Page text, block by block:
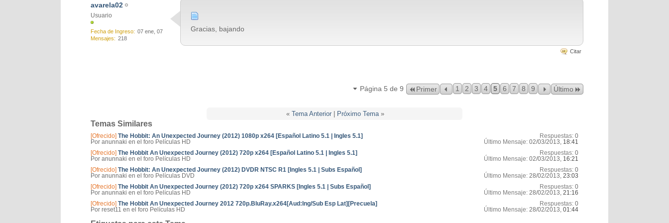
avarela02
Usuario
Fecha de Ingreso
07 ene, 07
Mensajes
218
Gracias, bajando
Citar
Página 5 de 9 Primer 1 2 3 4 5 6 7 8 9 Último
« Tema Anterior| Próximo Tema »
Temas Similares
[Ofrecido] The Hobbit: An Unexpected Journey (2012) 1080p x264 [Español Latino 5.1 | Ingles 5.1]
Por anunnaki en el foro Películas HD
Respuestas: 0
Último Mensaje: 02/03/2013, 18:41
[Ofrecido] The Hobbit An Unexpected Journey (2012) 720p x264 [Español Latino 5.1 | Ingles 5.1]
Por anunnaki en el foro Películas HD
Respuestas: 0
Último Mensaje: 02/03/2013, 16:21
[Ofrecido] The Hobbit: An Unexpected Journey (2012) DVDR NTSC R1 [Ingles 5.1 | Subs Español]
Por anunnaki en el foro Películas DVD
Respuestas: 0
Último Mensaje: 28/02/2013, 23:03
[Ofrecido] The Hobbit An Unexpected Journey (2012) 720p x264 SPARKS [Ingles 5.1 | Subs Español]
Por anunnaki en el foro Películas HD
Respuestas: 0
Último Mensaje: 28/02/2013, 21:16
[Ofrecido] The Hobbit An Unexpected Journey 2012 720p.BluRay.x264[Aud:Ing/Sub Esp Lat][Precuela]
Por reset11 en el foro Películas HD
Respuestas: 0
Último Mensaje: 28/02/2013, 01:44